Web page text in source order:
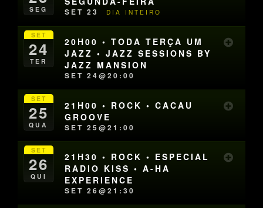
SEG SET 23 DIA INTEIRO
SET
24
TER
20H00 • TODA TERÇA UM
JAZZ • JAZZ SESSIONS BY
JAZZ MANSION
SET 24@20:00
SET
25
QUA
21H00 • ROCK • CACAU
GROOVE
SET 25@21:00
SET
26
QUI
21H30 • ROCK • ESPECIAL
RADIO KISS • A-HA
EXPERIENCE
SET 26@21:30